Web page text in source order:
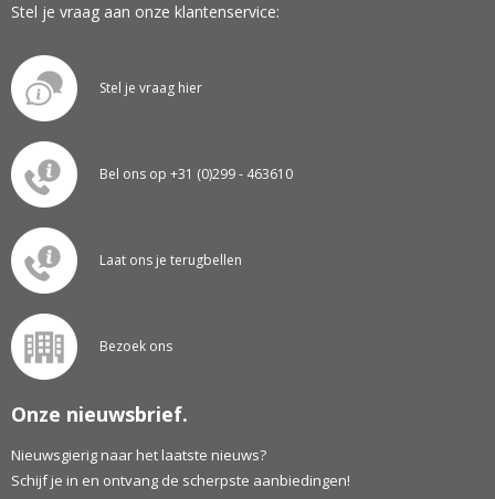
Stel je vraag aan onze klantenservice:
Stel je vraag hier
Bel ons op +31 (0)299 - 463610
Laat ons je terugbellen
Bezoek ons
Onze nieuwsbrief.
Nieuwsgierig naar het laatste nieuws?
Schijf je in en ontvang de scherpste aanbiedingen!